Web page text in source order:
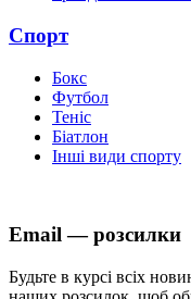
Спорт
Бокс
Футбол
Теніс
Біатлон
Інші види спорту
Email — розсилки
Будьте в курсі всіх